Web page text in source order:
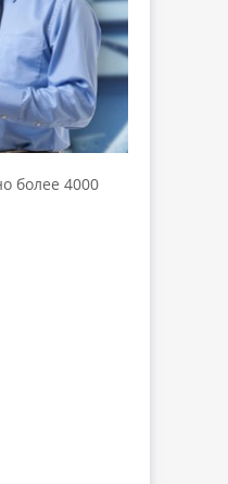
более 4000